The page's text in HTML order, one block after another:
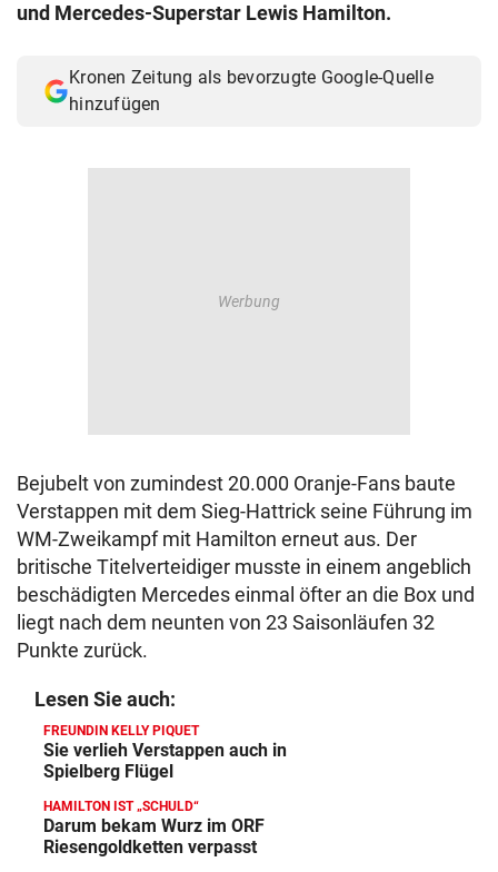
und Mercedes-Superstar Lewis Hamilton.
Kronen Zeitung als bevorzugte Google-Quelle
hinzufügen
Bejubelt von zumindest 20.000 Oranje-Fans baute
Verstappen mit dem Sieg-Hattrick seine Führung im
WM-Zweikampf mit Hamilton erneut aus. Der
britische Titelverteidiger musste in einem angeblich
beschädigten Mercedes einmal öfter an die Box und
liegt nach dem neunten von 23 Saisonläufen 32
Punkte zurück.
Lesen Sie auch:
FREUNDIN KELLY PIQUET
Sie verlieh Verstappen auch in
Spielberg Flügel
HAMILTON IST „SCHULD“
Darum bekam Wurz im ORF
Riesengoldketten verpasst